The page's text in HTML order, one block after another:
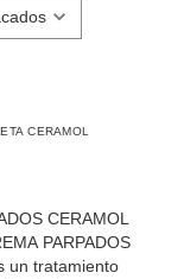
CERAMOL
CERAMOL
PARPADOS
un tratamiento